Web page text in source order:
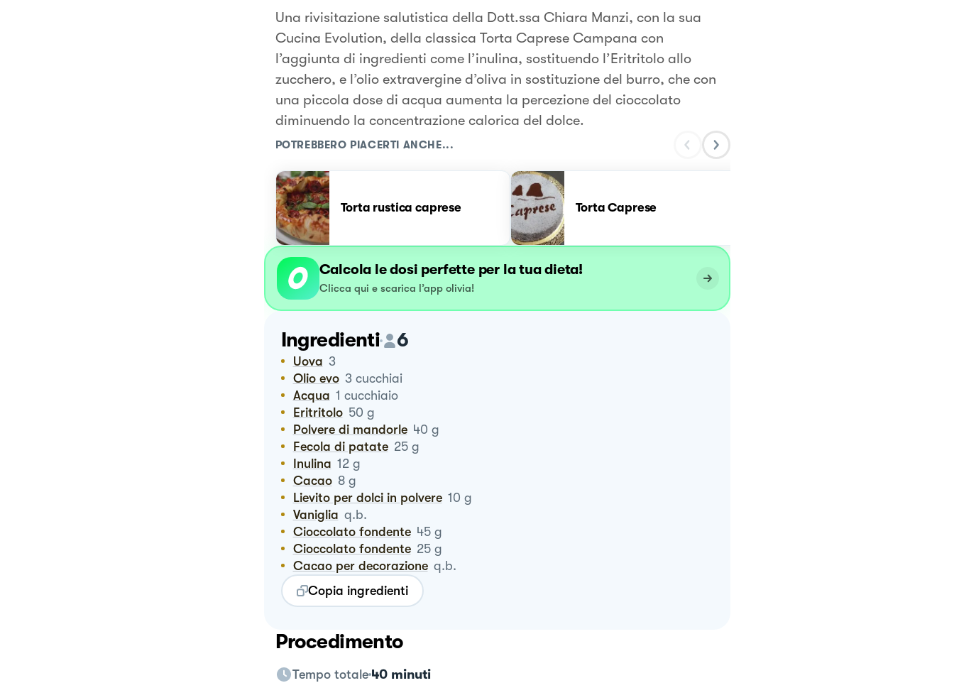
Una rivisitazione salutistica della Dott.ssa Chiara Manzi, con la sua
Cucina Evolution, della classica Torta Caprese Campana con
l’aggiunta di ingredienti come l’inulina, sostituendo l’Eritritolo allo
zucchero, e l’olio extravergine d’oliva in sostituzione del burro, che con
una piccola dose di acqua aumenta la percezione del cioccolato
diminuendo la concentrazione calorica del dolce.
POTREBBERO PIACERTI ANCHE...
Torta rustica caprese Torta Caprese
Calcola le dosi perfette per la tua dieta!
Clicca qui e scarica l’app olivia!
Ingredienti 6
Uova 3
Olio evo 3 cucchiai
Acqua 1 cucchiaio
Eritritolo 50 g
Polvere di mandorle 40 g
Fecola di patate 25 g
Inulina 12 g
Cacao 8 g
Lievito per dolci in polvere 10 g
Vaniglia q.b.
Cioccolato fondente 45 g
Cioccolato fondente 25 g
Cacao per decorazione q.b.
Copia ingredienti
Procedimento
Tempo totale 40 minuti